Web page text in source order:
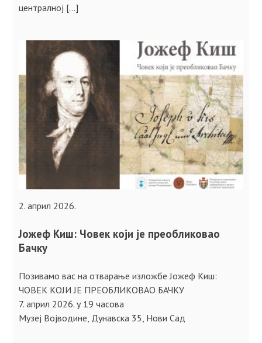
централној […]
2. април 2026.
Јожеф Киш: Човек који је преобликовао
Бачку
Позивамо вас на отварање изложбе Јожеф Киш:
ЧОВЕК КОЈИ ЈЕ ПРЕОБЛИКОВАО БАЧКУ
7. април 2026. у 19 часова
Музеј Војводине, Дунавска 35, Нови Сад